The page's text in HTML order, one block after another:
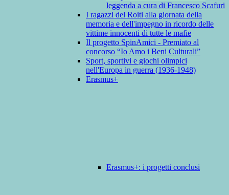
leggenda a cura di Francesco Scafuri
I ragazzi del Roiti alla giornata della
memoria e dell'impegno in ricordo delle
vittime innocenti di tutte le mafie
Il progetto SpinAmici - Premiato al
concorso “Io Amo i Beni Culturali”
Sport, sportivi e giochi olimpici
nell'Europa in guerra (1936-1948)
Erasmus+
Erasmus+: i progetti conclusi